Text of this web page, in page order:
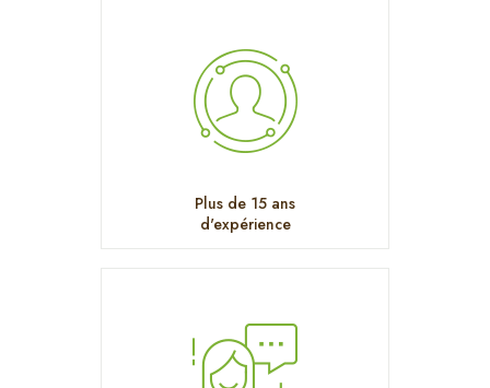
Plus de 15 ans
d'expérience